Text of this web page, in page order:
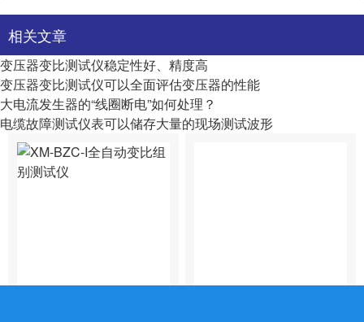
相关文章
变压器变比测试仪稳定性好、精度高
变压器变比测试仪可以全面评估变压器的性能
大电流发生器的“线圈断电”如何处理？
电缆故障测试仪表可以储存大量的现场测试波形